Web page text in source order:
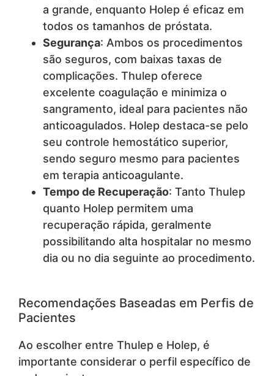
a grande, enquanto Holep é eficaz em
todos os tamanhos de próstata.
Segurança: Ambos os procedimentos
são seguros, com baixas taxas de
complicações. Thulep oferece
excelente coagulação e minimiza o
sangramento, ideal para pacientes não
anticoagulados. Holep destaca-se pelo
seu controle hemostático superior,
sendo seguro mesmo para pacientes
em terapia anticoagulante.
Tempo de Recuperação: Tanto Thulep
quanto Holep permitem uma
recuperação rápida, geralmente
possibilitando alta hospitalar no mesmo
dia ou no dia seguinte ao procedimento.
Recomendações Baseadas em Perfis de
Pacientes
Ao escolher entre Thulep e Holep, é
importante considerar o perfil específico de